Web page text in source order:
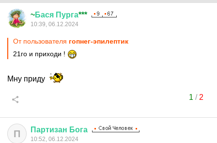
~Бася Пурга***
10:39, 06.12.2024
От пользователя гопнег-эпилептик
21го и приходи !
Мну приду
1 / 2
П Партизан Бога
10:52, 06.12.2024